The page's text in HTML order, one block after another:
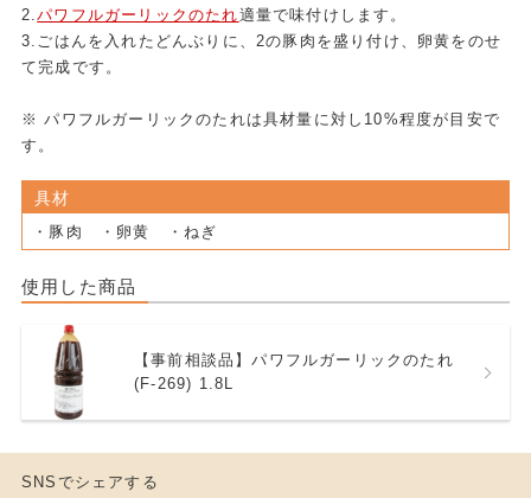
2.パワフルガーリックのたれ適量で味付けします。
3.ごはんを入れたどんぶりに、2の豚肉を盛り付け、卵黄をのせ
て完成です。
※ パワフルガーリックのたれは具材量に対し10%程度が目安で
す。
具材
・豚肉 ・卵黄 ・ねぎ
使用した商品
【事前相談品】パワフルガーリックのたれ
(F-269) 1.8L
SNSでシェアする